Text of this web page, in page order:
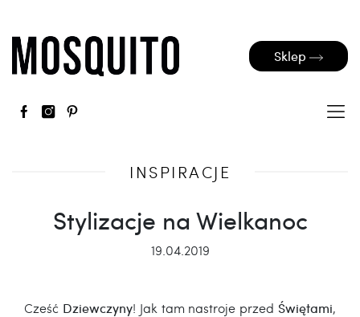
Sklep
INSPIRACJE
Stylizacje na Wielkanoc
19.04.2019
Cześć Dziewczyny! Jak tam nastroje przed Świętami,